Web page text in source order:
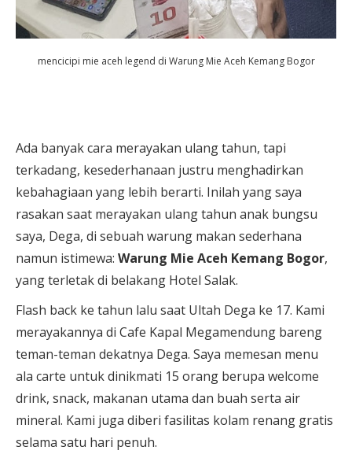
mencicipi mie aceh legend di Warung Mie Aceh Kemang Bogor
Ada banyak cara merayakan ulang tahun, tapi
terkadang, kesederhanaan justru menghadirkan
kebahagiaan yang lebih berarti. Inilah yang saya
rasakan saat merayakan ulang tahun anak bungsu
saya, Dega, di sebuah warung makan sederhana
namun istimewa: Warung Mie Aceh Kemang Bogor,
yang terletak di belakang Hotel Salak.
Flash back ke tahun lalu saat Ultah Dega ke 17. Kami
merayakannya di Cafe Kapal Megamendung bareng
teman-teman dekatnya Dega. Saya memesan menu
ala carte untuk dinikmati 15 orang berupa welcome
drink, snack, makanan utama dan buah serta air
mineral. Kami juga diberi fasilitas kolam renang gratis
selama satu hari penuh.